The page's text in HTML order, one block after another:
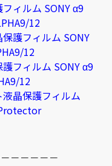
ィルム SONY α9
12
護フィルム SONY
12
フィルム SONY α9
12
晶保護フィルム
－－－－－